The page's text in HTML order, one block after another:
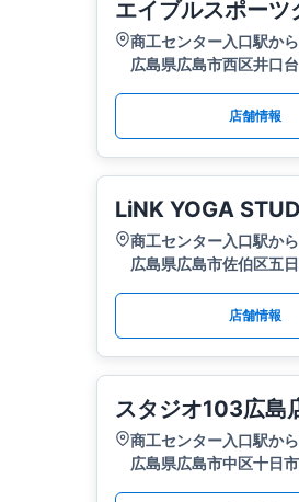
エイブルスポー
商工センター入口駅か
広島県広島市西区井口
店舗情報
LiNK YOGA
商工センター入口駅か
広島県広島市佐伯区五
店舗情報
スタジオ103広島
商工センター入口駅か
広島県広島市中区十日